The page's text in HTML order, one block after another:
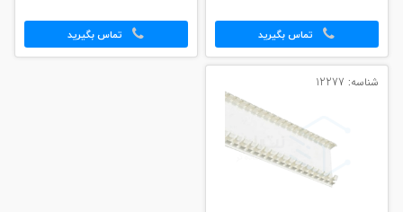
تماس بگیرید تماس بگیرید
شناسه: 12277